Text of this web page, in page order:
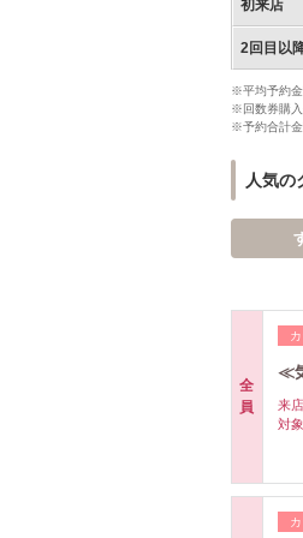
初来店
2回目以
※平均予約金
※回数券購入
※予約合計金
人気の
全
員
≪
来
対